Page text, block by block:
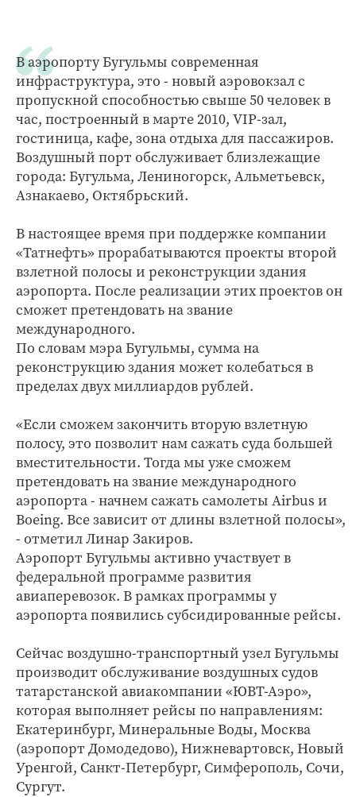
В аэропорту Бугульмы современная
инфраструктура, это - новый аэровокзал с
пропускной способностью свыше 50 человек в
час, построенный в марте 2010, VIP-зал,
гостиница, кафе, зона отдыха для пассажиров.
Воздушный порт обслуживает близлежащие
города: Бугульма, Лениногорск, Альметьевск,
Азнакаево, Октябрьский.
В настоящее время при поддержке компании
«Татнефть» прорабатываются проекты второй
взлетной полосы и реконструкции здания
аэропорта. После реализации этих проектов он
сможет претендовать на звание
международного.
По словам мэра Бугульмы, сумма на
реконструкцию здания может колебаться в
пределах двух миллиардов рублей.
«Если сможем закончить вторую взлетную
полосу, это позволит нам сажать суда большей
вместительности. Тогда мы уже сможем
претендовать на звание международного
аэропорта - начнем сажать самолеты Airbus и
Boeing. Все зависит от длины взлетной полосы»,
- отметил Линар Закиров.
Аэропорт Бугульмы активно участвует в
федеральной программе развития
авиаперевозок. В рамках программы у
аэропорта появились субсидированные рейсы.
Сейчас воздушно-транспортный узел Бугульмы
производит обслуживание воздушных судов
татарстанской авиакомпании «ЮВТ-Аэро»,
которая выполняет рейсы по направлениям:
Екатеринбург, Минеральные Воды, Москва
(аэропорт Домодедово), Нижневартовск, Новый
Уренгой, Санкт-Петербург, Симферополь, Сочи,
Сургут.